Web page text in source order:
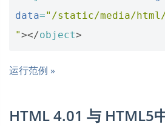
data="/static/media/
"></object>
运行范例 »
HTML 4.01 与 HTML5